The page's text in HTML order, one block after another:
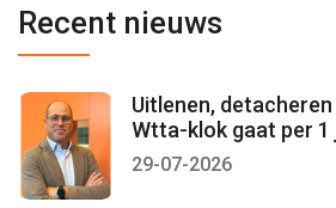
Recent nieuws
Uitlenen,
Wtta-klok gaat per 1
29-07-2026